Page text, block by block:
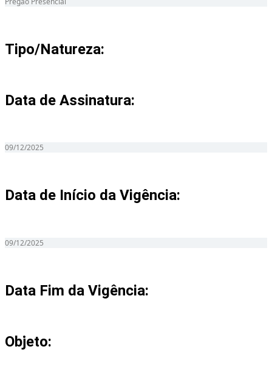
Tipo/Natureza:
Data de Assinatura:
09/12/2025
Data de Início da Vigência:
09/12/2025
Data Fim da Vigência:
Objeto: